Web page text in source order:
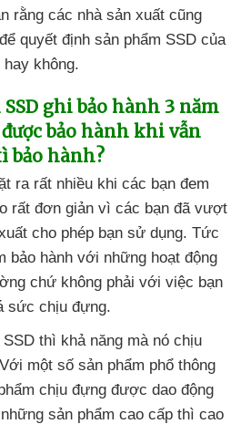
rằng các nhà sản xuất cũng
để quyết định sản phẩm SSD của
không.
ghi bảo hành 3 năm
được bảo hành khi vẫn
bảo hành?
ra rất nhiều khi các bạn đem
rất đơn giản vì các bạn đã vượt
cho phép bạn sử dụng. Tức
bảo hành với những hoạt động
chứ không phải với việc bạn
sức chịu đựng.
thì khả năng mà nó chịu
một số sản phẩm phổ thông
chịu đựng được dao động
những sản phẩm cao cấp thì cao